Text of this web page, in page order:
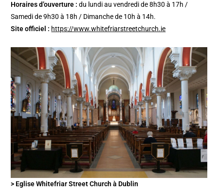
Horaires d’ouverture : du lundi au vendredi de 8h30 à 17h /
Samedi de 9h30 à 18h / Dimanche de 10h à 14h.
Site officiel : https://www.whitefriarstreetchurch.ie
> Eglise Whitefriar Street Church à Dublin